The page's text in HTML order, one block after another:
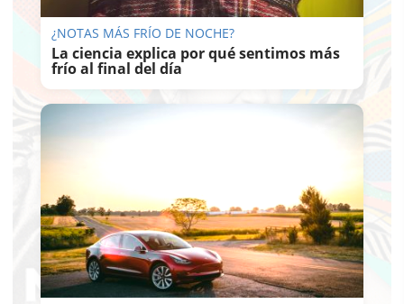
¿NOTAS MÁS FRÍO DE NOCHE?
La ciencia explica por qué sentimos más
frío al final del día